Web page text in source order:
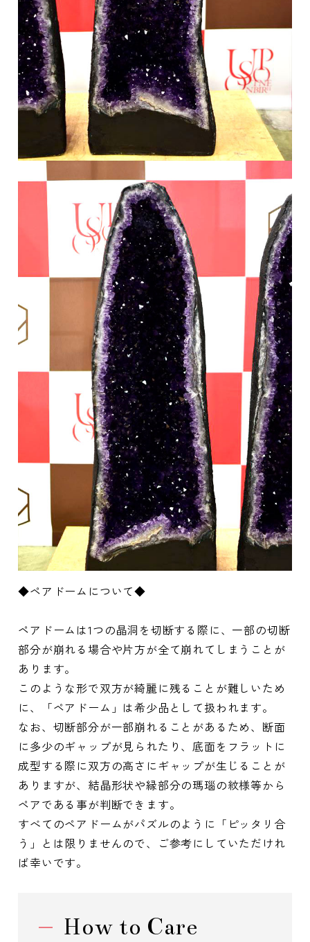
◆ペアドームについて◆
ペアドームは1つの晶洞を切断する際に、一部の切断
部分が崩れる場合や片方が全て崩れてしまうことが
あります。
このような形で双方が綺麗に残ることが難しいため
に、「ペアドーム」は希少品として扱われます。
なお、切断部分が一部崩れることがあるため、断面
に多少のギャップが見られたり、底面をフラットに
成型する際に双方の高さにギャップが生じることが
ありますが、結晶形状や縁部分の瑪瑙の紋様等から
ペアである事が判断できます。
すべてのペアドームがパズルのように「ピッタリ合
う」とは限りませんので、ご参考にしていただけれ
ば幸いです。
How to Care